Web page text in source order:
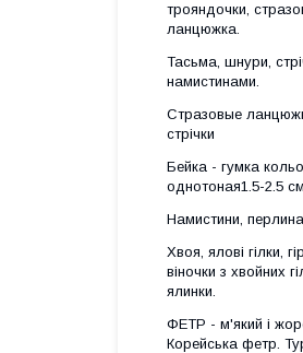
трояндочки,
ланцюжка.
Тасьма, шнури,
намистинами.
Стразовые
стрічки
Бейка - гумка
однотоная1.5-2.5 см
Намистини, перлина
Хвоя, ялові гілки,
віночки з хвойних
ялинки.
ФЕТР - м'який і
Корейська фетр.